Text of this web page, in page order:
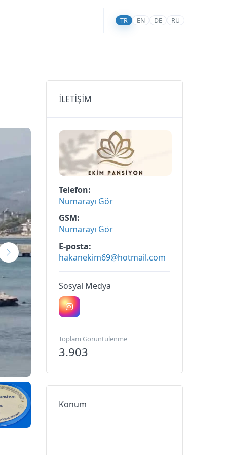
TR EN DE RU
İLETİŞİM
Telefon
Numarayı Gör
GSM
Numarayı Gör
E-posta
hakanekim69@hotmail.com
Sosyal Medya
Toplam Görüntülenme
3.903
Konum